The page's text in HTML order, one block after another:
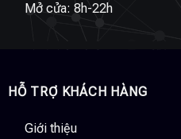
Mở cửa: 8h-22h
HỖ TRỢ KHÁCH HÀNG
Giới thiệu